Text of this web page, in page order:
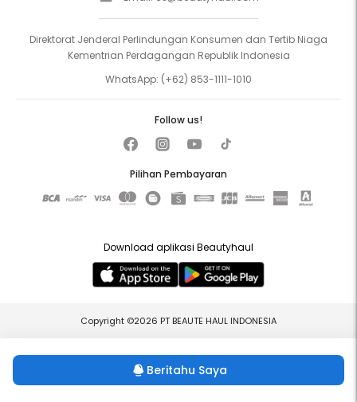
Beritahu Saya
Direktorat Jenderal Perlindungan Konsumen dan Tertib Niaga
Kementrian Perdagangan Republik Indonesia
WhatsApp: (+62) 853-1111-1010
Pilihan Pembayaran
Follow us!
Download aplikasi Beautyhaul
Copyright ©2026 PT BEAUTE HAUL INDONESIA